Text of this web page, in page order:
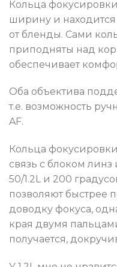
Кольца
ширину и находится
от бленды. Сами
приподняты над
обеспечивает
Оба объектива
т.е. возможность
AF.
Кольца
связь с блоком линз
50/1.2L и 200
позволяют быстрее
доводку фокуса,
края двумя
получается,